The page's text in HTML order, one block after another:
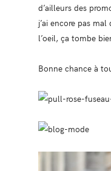
d’ailleurs des
j’ai encore pas
l’oeil, ça tombe
Bonne chance à